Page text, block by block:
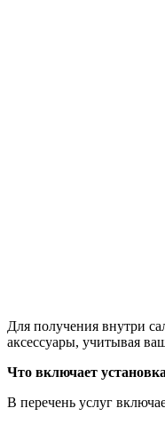
Для получения внутри
аксессуары, учитывая
Что включает
В перечень услуг